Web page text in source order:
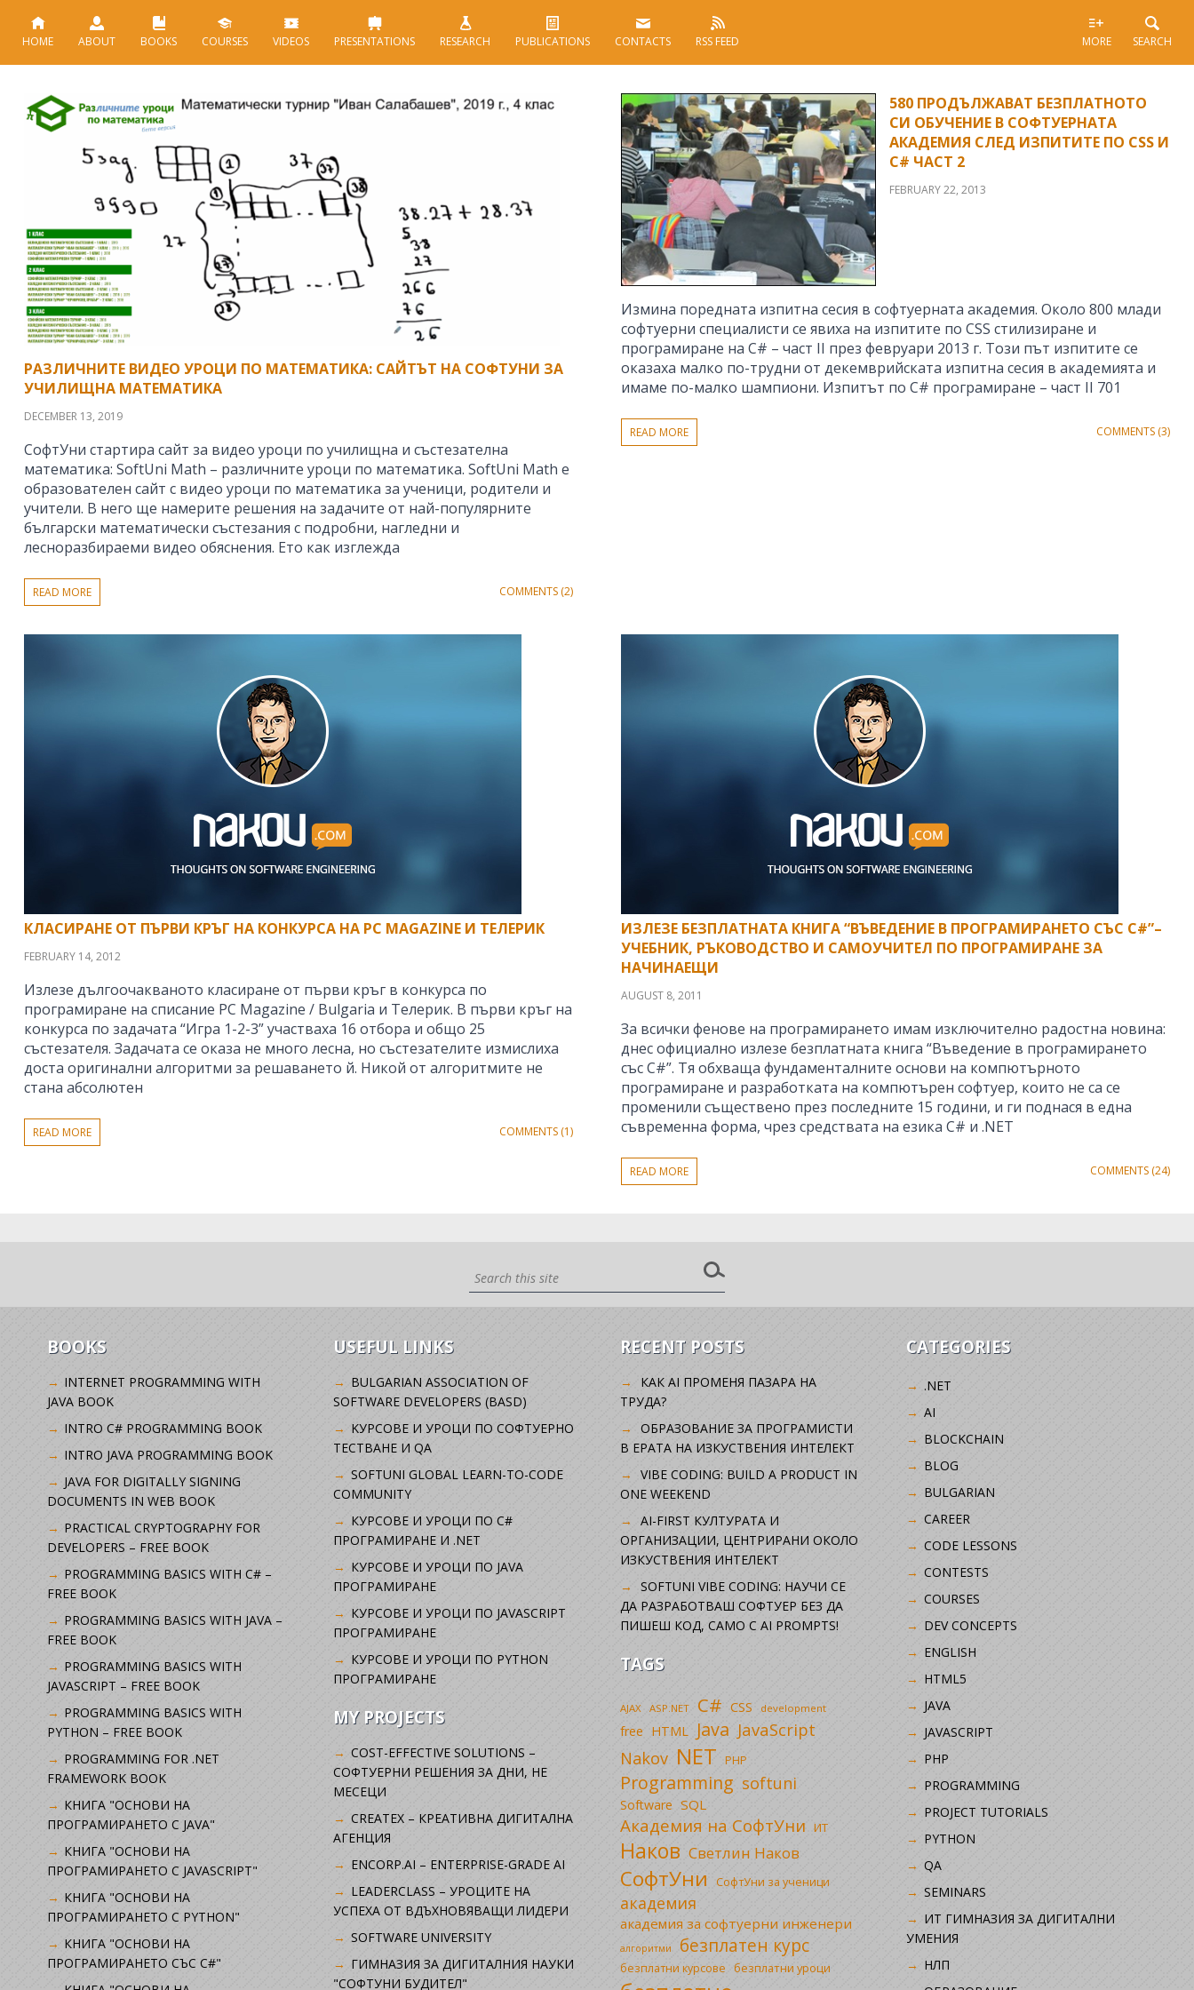
HOME ABOUT BOOKS COURSES VIDEOS PRESENTATIONS RESEARCH PUBLICATIONS CONTACTS RSS FEED SEARCH
MORE
РАЗЛИЧНИТЕ ВИДЕО УРОЦИ ПО МАТЕМАТИКА: САЙТЪТ НА СОФТУНИ ЗА
УЧИЛИЩНА МАТЕМАТИКА
DECEMBER 13, 2019
СофтУни стартира сайт за видео уроци по училищна и състезателна
математика: SoftUni Math – различните уроци по математика. SoftUni Math е
образователен сайт с видео уроци по математика за ученици, родители и
учители. В него ще намерите решения на задачите от най-популярните
български математически състезания с подробни, нагледни и
лесноразбираеми видео обяснения. Ето как изглежда
READ MORE COMMENTS (2)
580 ПРОДЪЛЖАВАТ БЕЗПЛАТНОТО
СИ ОБУЧЕНИЕ В СОФТУЕРНАТА
АКАДЕМИЯ СЛЕД ИЗПИТИТЕ ПО CSS И
C# ЧАСТ 2
FEBRUARY 22, 2013
Измина поредната изпитна сесия в софтуерната академия. Около 800 млади
софтуерни специалисти се явиха на изпитите по CSS стилизиране и
програмиране на C# – част II през февруари 2013 г. Този път изпитите се
оказаха малко по-трудни от декемврийската изпитна сесия в академията и
имаме по-малко шампиони. Изпитът по C# програмиране – част II 701
READ MORE COMMENTS (3)
КЛАСИРАНЕ ОТ ПЪРВИ КРЪГ НА КОНКУРСА НА PC MAGAZINE И ТЕЛЕРИК
FEBRUARY 14, 2012
Излезе дългоочакваното класиране от първи кръг в конкурса по
програмиране на списание PC Magazine / Bulgaria и Телерик. В първи кръг на
конкурса по задачата “Игра 1-2-3” участваха 16 отбора и общо 25
състезателя. Задачата се оказа не много лесна, но състезателите измислиха
доста оригинални алгоритми за решаването й. Никой от алгоритмите не
стана абсолютен
READ MORE COMMENTS (1)
ИЗЛЕЗЕ БЕЗПЛАТНАТА КНИГА “ВЪВЕДЕНИЕ В ПРОГРАМИРАНЕТО СЪС C#”–
УЧЕБНИК, РЪКОВОДСТВО И САМОУЧИТЕЛ ПО ПРОГРАМИРАНЕ ЗА
НАЧИНАЕЩИ
AUGUST 8, 2011
За всички фенове на програмирането имам изключително радостна новина:
днес официално излезе безплатната книга “Въведение в програмирането
със C#”. Тя обхваща фундаменталните основи на компютърното
програмиране и разработката на компютърен софтуер, които не са се
променили съществено през последните 15 години, и ги поднася в една
съвременна форма, чрез средствата на езика C# и .NET
READ MORE COMMENTS (24)
BOOKS
INTERNET PROGRAMMING WITH
JAVA BOOK
INTRO C# PROGRAMMING BOOK
INTRO JAVA PROGRAMMING BOOK
JAVA FOR DIGITALLY SIGNING
DOCUMENTS IN WEB BOOK
PRACTICAL CRYPTOGRAPHY FOR
DEVELOPERS – FREE BOOK
PROGRAMMING BASICS WITH C# –
FREE BOOK
PROGRAMMING BASICS WITH JAVA –
FREE BOOK
PROGRAMMING BASICS WITH
JAVASCRIPT – FREE BOOK
PROGRAMMING BASICS WITH
PYTHON – FREE BOOK
PROGRAMMING FOR .NET
FRAMEWORK BOOK
КНИГА "ОСНОВИ НА
ПРОГРАМИРАНЕТО С JAVA"
КНИГА "ОСНОВИ НА
ПРОГРАМИРАНЕТО С JAVASCRIPT"
КНИГА "ОСНОВИ НА
ПРОГРАМИРАНЕТО С PYTHON"
КНИГА "ОСНОВИ НА
ПРОГРАМИРАНЕТО СЪС C#"
USEFUL LINKS
BULGARIAN ASSOCIATION OF
SOFTWARE DEVELOPERS (BASD)
KУРСОВЕ И УРОЦИ ПО СОФТУЕРНО
ТЕСТВАНЕ И QA
SOFTUNI GLOBAL LEARN-TO-CODE
COMMUNITY
КУРСОВЕ И УРОЦИ ПО C#
ПРОГРАМИРАНЕ И .NET
КУРСОВЕ И УРОЦИ ПО JAVA
ПРОГРАМИРАНЕ
КУРСОВЕ И УРОЦИ ПО JAVASCRIPT
ПРОГРАМИРАНЕ
КУРСОВЕ И УРОЦИ ПО PYTHON
ПРОГРАМИРАНЕ
MY PROJECTS
COST-EFFECTIVE SOLUTIONS –
СОФТУЕРНИ РЕШЕНИЯ ЗА ДНИ, НЕ
МЕСЕЦИ
CREATEX – КРЕАТИВНА ДИГИТАЛНА
АГЕНЦИЯ
ENCORP.AI – ENTERPRISE-GRADE AI
LEADERCLASS – УРОЦИТЕ НА
УСПЕХА ОТ ВДЪХНОВЯВАЩИ ЛИДЕРИ
SOFTWARE UNIVERSITY
ГИМНАЗИЯ ЗА ДИГИТАЛНИЯ НАУКИ
"СОФТУНИ БУДИТЕЛ"
RECENT POSTS
КАК AI ПРОМЕНЯ ПАЗАРА НА
ТРУДА?
ОБРАЗОВАНИЕ ЗА ПРОГРАМИСТИ
В ЕРАТА НА ИЗКУСТВЕНИЯ ИНТЕЛЕКТ
VIBE CODING: BUILD A PRODUCT IN
ONE WEEKEND
AI-FIRST КУЛТУРАТА И
ОРГАНИЗАЦИИ, ЦЕНТРИРАНИ ОКОЛО
ИЗКУСТВЕНИЯ ИНТЕЛЕКТ
SOFTUNI VIBE CODING: НАУЧИ СЕ
ДА РАЗРАБОТВАШ СОФТУЕР БЕЗ ДА
ПИШЕШ КОД, САМО С AI PROMPTS!
TAGS
AJAX ASP.NET C# CSS development
free HTML Java JavaScript
Nakov NET PHP
Programming softuni
Software SQL
Академия на СофтУни ИТ
Наков Светлин Наков
СофтУни СофтУни за ученици
академия
академия за софтуерни инженери
алгоритми безплатен курс
безплатни курсове безплатни уроци
CATEGORIES
.NET
AI
BLOCKCHAIN
BLOG
BULGARIAN
CAREER
CODE LESSONS
CONTESTS
COURSES
DEV CONCEPTS
ENGLISH
HTML5
JAVA
JAVASCRIPT
PHP
PROGRAMMING
PROJECT TUTORIALS
PYTHON
QA
SEMINARS
ИТ ГИМНАЗИЯ ЗА ДИГИТАЛНИ
УМЕНИЯ
НЛП